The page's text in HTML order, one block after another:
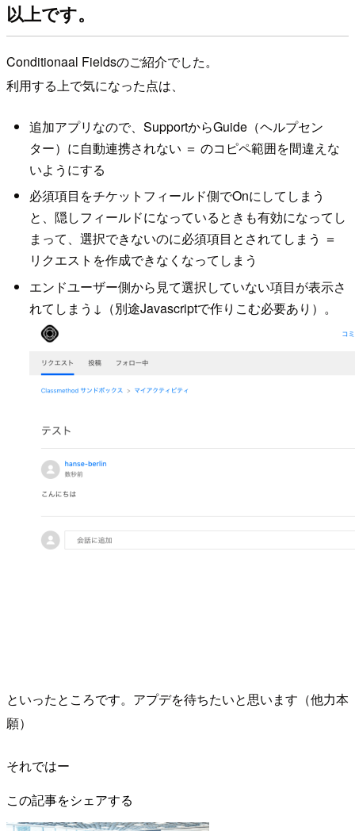
以上です。
Conditionaal Fieldsのご紹介でした。
利用する上で気になった点は、
追加アプリなので、SupportからGuide（ヘルプセン
ター）に自動連携されない ＝ のコピペ範囲を間違えな
いようにする
必須項目をチケットフィールド側でOnにしてしまう
と、隠しフィールドになっているときも有効になってし
まって、選択できないのに必須項目とされてしまう ＝
リクエストを作成できなくなってしまう
エンドユーザー側から見て選択していない項目が表示さ
れてしまう↓（別途Javascriptで作りこむ必要あり）。
といったところです。アプデを待ちたいと思います（他力本
願）
それではー
この記事をシェアする